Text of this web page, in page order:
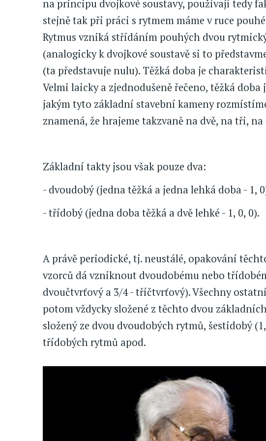
na principu dvojkové soustavy, používají tedy
stejně tak při práci s rytmem máme v ruce
Rytmus vzniká střídáním pouhých dvou
(analogicky k dvojkové soustavě si to
(ta představuje nulu). Těžká doba je
Velmi laicky a zjednodušeně řečeno, těžká doba
jakým tyto základní stavební kameny
znamená, že hrajeme takzvaně na dvě, na tři,
Základní takty jsou však pouze dva:
- dvoudobý (jedna těžká a jedna lehká doba - 1,
- třídobý (jedna doba těžká a dvě lehké - 1, 0, 0).
A právě periodické, tj. neustálé, opakování
vzorců dá vzniknout dvoudobému nebo
dvoučtvrťový a 3/4 - tříčtvrťový). Všechny
potom vždycky složené z těchto dvou
složený ze dvou dvoudobých rytmů, šestidobý
třídobých rytmů apod.